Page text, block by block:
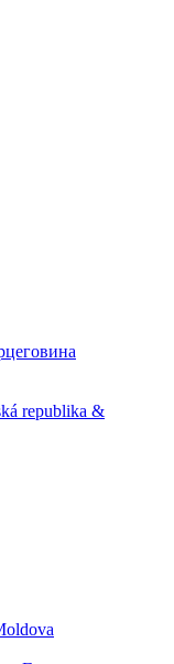
republika &